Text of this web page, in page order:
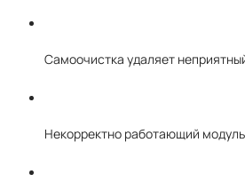
Самоочистка удаляет
Некорректно работающий